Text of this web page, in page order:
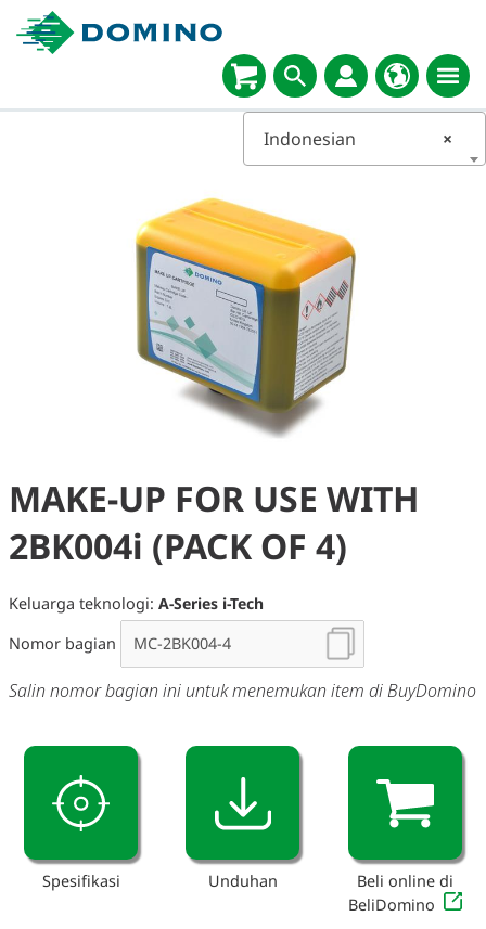
×
Indonesian
MAKE-UP FOR USE WITH
2BK004i (PACK OF 4)
Keluarga teknologi: A-Series i-Tech
Nomor bagian
Salin nomor bagian ini untuk menemukan item di BuyDomino
Spesifikasi Unduhan
Beli online di
BeliDomino